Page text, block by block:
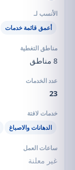
أعمق قائمة خدمات
8 مناطق
23
الدهانات والاصباغ
غير معلنة